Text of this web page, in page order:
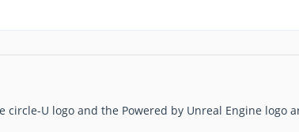
circle-U logo and the Powered by Unreal Engine